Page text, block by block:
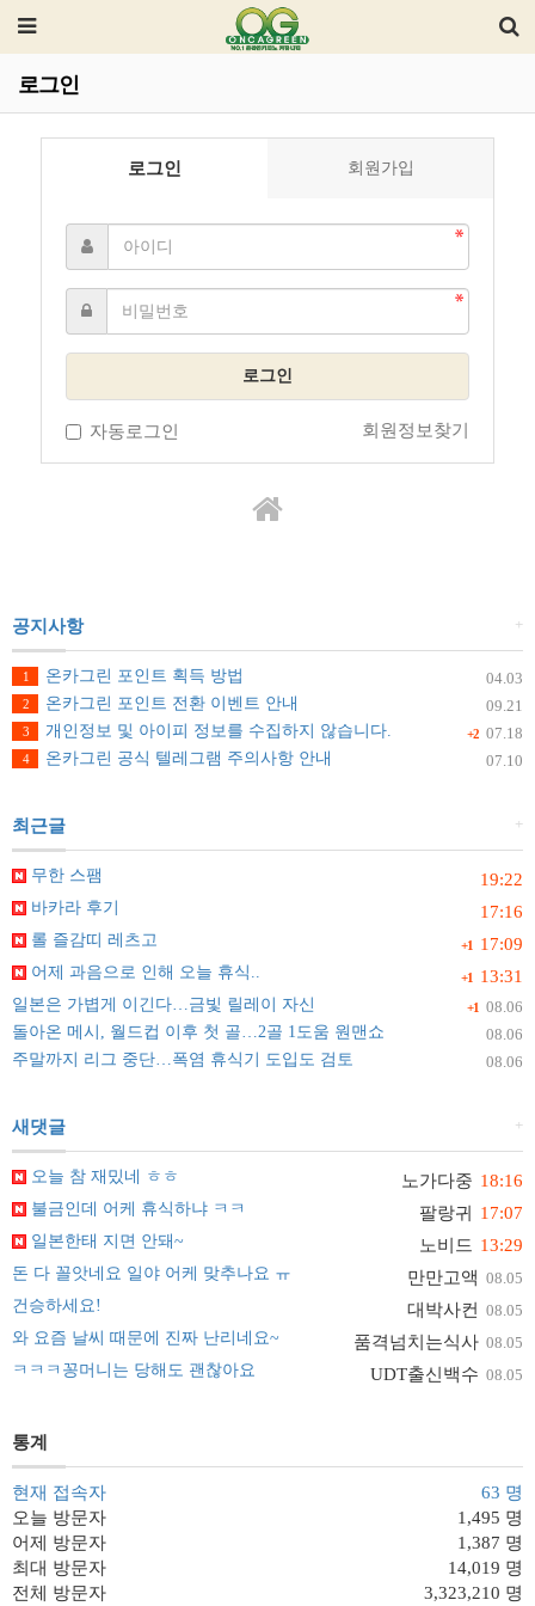
로그인
로그인 회원가입
로그인
자동로그인 회원정보찾기
+
공지사항
04.03
1
온카그린 포인트 획득 방법
09.21
2 온카그린 포인트 전환 이벤트 안내
+2 07.18
3
개인정보 및 아이피 정보를 수집하지 않습니다.
07.10
4 온카그린 공식 텔레그램 주의사항 안내
+
최근글
19:22
무한 스팸
17:16
바카라 후기
+1 17:09
롤 즐감띠 레츠고
+1 13:31
어제 과음으로 인해 오늘 휴식..
+1 08.06
일본은 가볍게 이긴다…금빛 릴레이 자신
08.06
돌아온 메시, 월드컵 이후 첫 골…2골 1도움 원맨쇼
08.06
주말까지 리그 중단…폭염 휴식기 도입도 검토
+
새댓글
노가다중 18:16
오늘 참 재밌네 ㅎㅎ
팔랑귀 17:07
불금인데 어케 휴식하냐 ㅋㅋ
노비드 13:29
일본한태 지면 안돼~
만만고액 08.05
돈 다 꼴앗네요 일야 어케 맞추나요 ㅠ
대박사컨 08.05
건승하세요!
품격넘치는식사 08.05
와 요즘 날씨 때문에 진짜 난리네요~
UDT출신백수 08.05
ㅋㅋㅋ꽁머니는 당해도 괜찮아요
통계
현재 접속자
63 명
오늘 방문자
1,495 명
어제 방문자
1,387 명
최대 방문자
14,019 명
전체 방문자
3,323,210 명